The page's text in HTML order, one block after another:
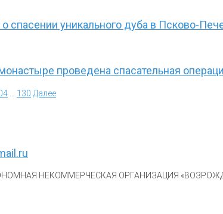
спасении уникального дуба в Псково-
проведена спасательная
130 Далее
НЕКОММЕРЧЕСКАЯ ОРГАНИЗАЦИЯ